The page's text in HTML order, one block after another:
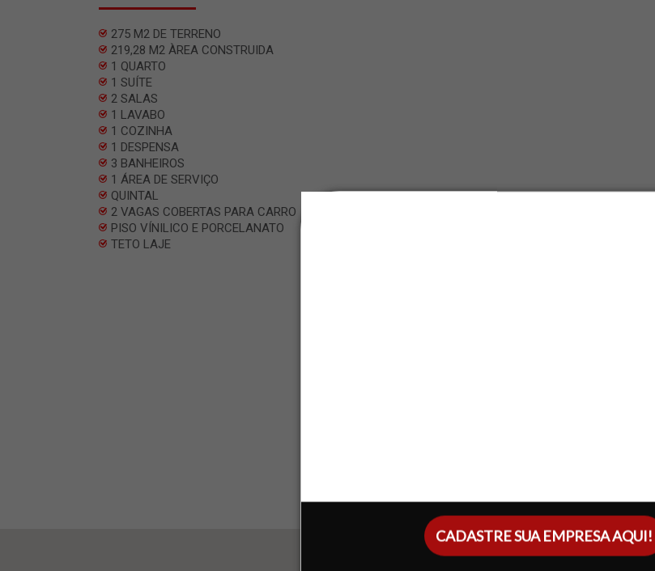
CADASTRE SUA EMPRESA AQUI!
275 M2 DE TERRENO
219,28 M2 ÀREA CONSTRUIDA
1 QUARTO
1 SUÍTE
2 SALAS
1 LAVABO
1 COZINHA
1 DESPENSA
3 BANHEIROS
1 ÁREA DE SERVIÇO
QUINTAL
2 VAGAS COBERTAS PARA CARRO
PISO VÍNILICO E PORCELANATO
TETO LAJE